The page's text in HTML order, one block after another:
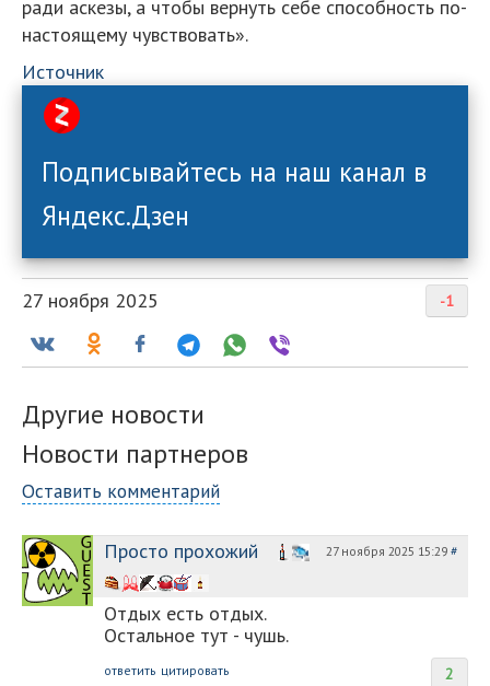
ради аскезы, а чтобы вернуть себе способность по-
настоящему чувствовать».
Источник
Подписывайтесь на наш канал в
Яндекс.Дзен
-1
27 ноября 2025
Другие новости
Новости партнеров
Оставить комментарий
Просто прохожий 27 ноября 2025 15:29 #
Отдых есть отдых.
Остальное тут - чушь.
2
ответить цитировать